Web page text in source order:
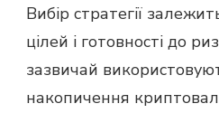
Вибір стратегії
цілей і готовності до
зазвичай
накопичення